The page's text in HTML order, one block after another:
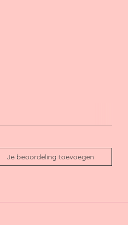
Je beoordeling toevoegen